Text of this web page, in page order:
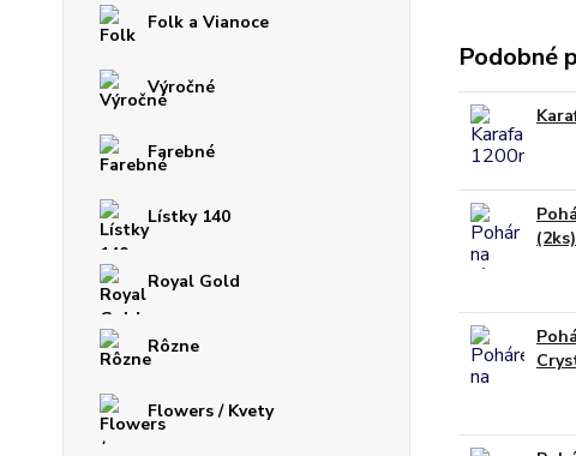
Folk a Vianoce
Výročné
Farebné
Lístky 140
Royal Gold
Rôzne
Flowers / Kvety
Podobné
(2ks)